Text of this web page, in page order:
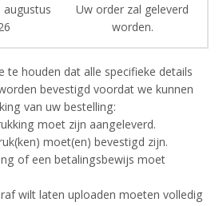
augustus
Uw order zal geleverd
worden.
te houden dat alle specifieke details
bevestigd voordat we kunnen
van uw bestelling:
moet zijn aangeleverd.
moet(en) bevestigd zijn.
of een betalingsbewijs moet
wilt laten uploaden moeten volledig